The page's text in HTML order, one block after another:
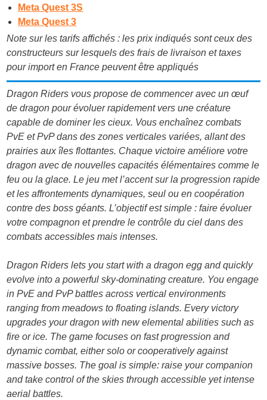
Meta Quest 3S
Meta Quest 3
Note sur les tarifs affichés : les prix indiqués sont ceux des
constructeurs sur lesquels des frais de livraison et taxes
pour import en France peuvent être appliqués
Dragon Riders vous propose de commencer avec un œuf
de dragon pour évoluer rapidement vers une créature
capable de dominer les cieux. Vous enchaînez combats
PvE et PvP dans des zones verticales variées, allant des
prairies aux îles flottantes. Chaque victoire améliore votre
dragon avec de nouvelles capacités élémentaires comme le
feu ou la glace. Le jeu met l’accent sur la progression rapide
et les affrontements dynamiques, seul ou en coopération
contre des boss géants. L’objectif est simple : faire évoluer
votre compagnon et prendre le contrôle du ciel dans des
combats accessibles mais intenses.
Dragon Riders lets you start with a dragon egg and quickly
evolve into a powerful sky-dominating creature. You engage
in PvE and PvP battles across vertical environments
ranging from meadows to floating islands. Every victory
upgrades your dragon with new elemental abilities such as
fire or ice. The game focuses on fast progression and
dynamic combat, either solo or cooperatively against
massive bosses. The goal is simple: raise your companion
and take control of the skies through accessible yet intense
aerial battles.